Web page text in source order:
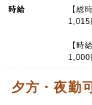
時給
【総
1,015
【時
夕方・夜勤